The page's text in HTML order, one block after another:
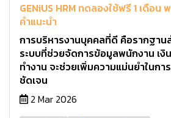
GENiUS HRM ทดลองใช้ฟรี 1 เดือ
คำแนะนำ
การบริหารงานบุคคลที่ดี คือรากฐา
ระบบที่ช่วยจัดการข้อมูลพนักงาน เงิ
ทำงาน จะช่วยเพิ่มความแม่นยำในกา
ชัดเจน
2 Mar 2026